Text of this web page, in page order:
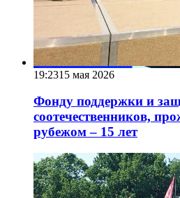
19:2315 мая 2026
Фонду поддержки и
соотечественников,
рубежом – 15 лет